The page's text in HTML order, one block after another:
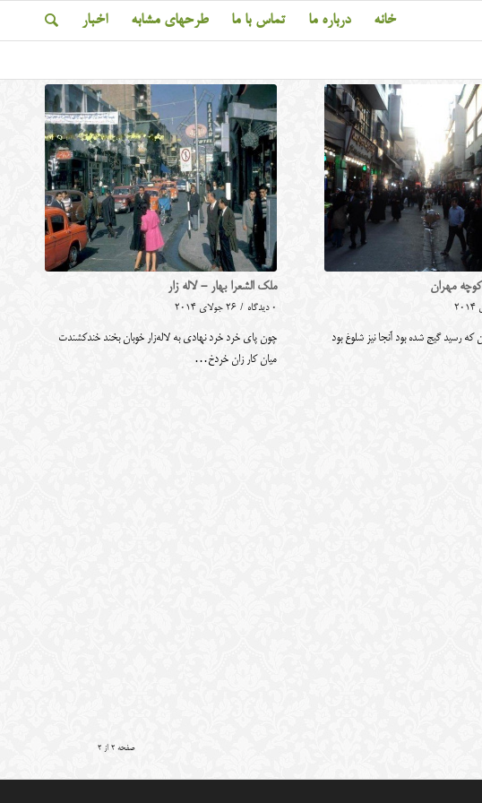
خانه درباره ما تماس با ما طرحهای مشابه اخبار
مهران
رسید گیج شده بود آنجا نیز شلوغ بود
ملک الشعرا بهار - لاله زار
0 دیدگاه / 26 جولای 2014
چون پای خرد خرد نهادی به لاله‌زار خوبان بخند خندکشندت
میان کار زان خردخ…
صفحه 2 از 2